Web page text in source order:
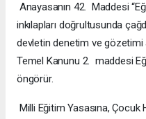
Anayasanın 42. Maddesi
inkılapları doğrultusunda
devletin denetim ve gözetimi
Temel Kanunu 2. maddesi
öngörür.
Milli Eğitim Yasasına, Çocuk